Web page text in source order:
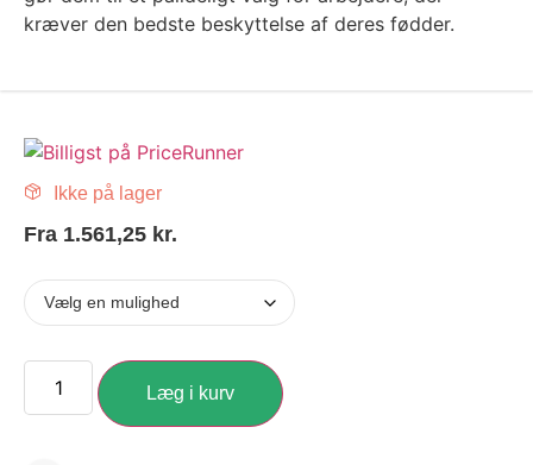
kræver den bedste beskyttelse af deres fødder.
Ikke på lager
Fra 1.561,25 kr.
Læg i kurv